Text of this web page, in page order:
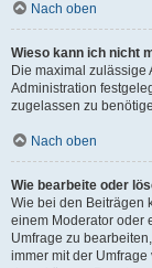
Nach oben
Wieso kann ich nicht
Die maximal zulässige
Administration
zugelassen zu
Nach oben
Wie bearbeite oder
Wie bei den Beiträgen
einem Moderator oder
Umfrage zu
immer mit der